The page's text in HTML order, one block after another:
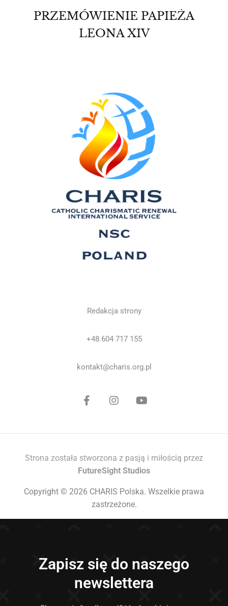
PRZEMÓWIENIE PAPIEŻA
LEONA XIV
Redakcja strony
+48 604 717 155
kontakt@charis.org.pl
Strona została stworzona z pasją i miłością przez
FutureSight Studios
Copyright © 2026 CHARIS Polska. Wszelkie prawa
zastrzeżone.
Zapisz się do naszego
newslettera